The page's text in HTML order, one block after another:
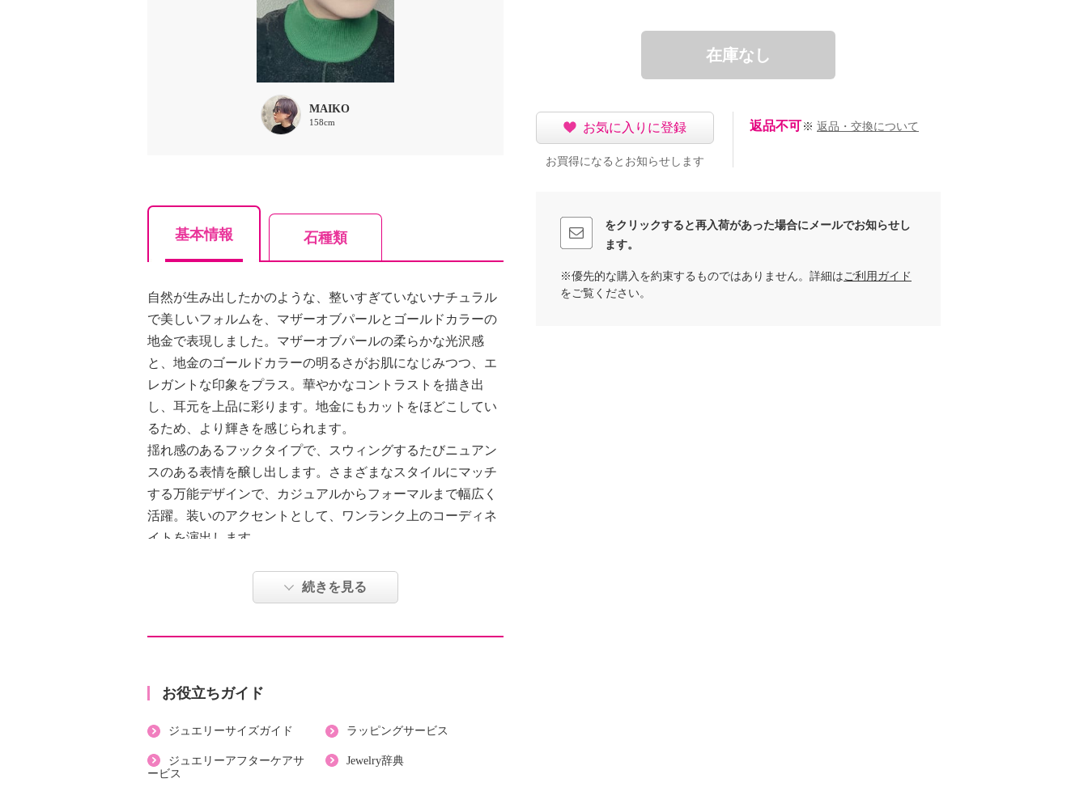
MAIKO
158cm
基本情報 石種類
自然が生み出したかのような、整いすぎていないナチュラル
で美しいフォルムを、マザーオブパールとゴールドカラーの
地金で表現しました。マザーオブパールの柔らかな光沢感
と、地金のゴールドカラーの明るさがお肌になじみつつ、エ
レガントな印象をプラス。華やかなコントラストを描き出
し、耳元を上品に彩ります。地金にもカットをほどこしてい
るため、より輝きを感じられます。
揺れ感のあるフックタイプで、スウィングするたびニュアン
スのある表情を醸し出します。さまざまなスタイルにマッチ
する万能デザインで、カジュアルからフォーマルまで幅広く
活躍。装いのアクセントとして、ワンランク上のコーディネ
イトを演出します。
・約縦３ｃｍ×横１．１ｃｍ
・シルバー９２５
・シリコーン
【メッキ素材】
続きを見る
お役立ちガイド
ジュエリーサイズガイド ラッピングサービス
ジュエリーアフターケアサ
ービス
Jewelry辞典
在庫なし
お気に入りに登録
お買得になるとお知らせします
返品不可 ※ 返品・交換について
をクリックすると再入荷があった場合にメールでお知らせし
ます。
※優先的な購入を約束するものではありません。詳細は ご利用ガイド
をご覧ください。